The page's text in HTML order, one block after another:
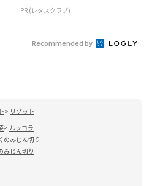
PR (レタスクラブ)
Recommended by
リゾット
ルッコラ
のみじん切り
みじん切り